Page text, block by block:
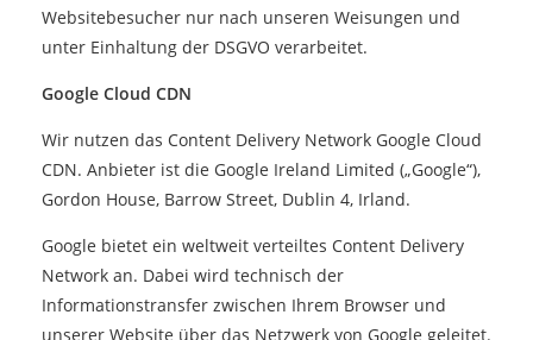
Websitebesucher nur nach unseren Weisungen und
unter Einhaltung der DSGVO verarbeitet.
Google Cloud CDN
Wir nutzen das Content Delivery Network Google Cloud
CDN. Anbieter ist die Google Ireland Limited („Google“),
Gordon House, Barrow Street, Dublin 4, Irland.
Google bietet ein weltweit verteiltes Content Delivery
Network an. Dabei wird technisch der
Informationstransfer zwischen Ihrem Browser und
unserer Website über das Netzwerk von Google geleitet.